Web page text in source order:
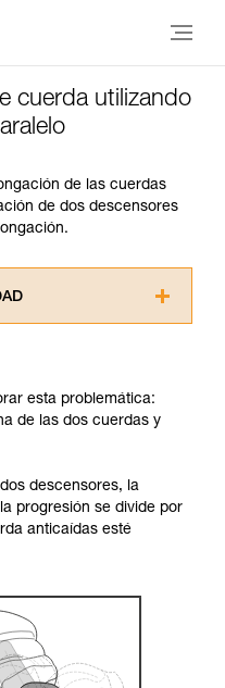
cuerda utilizando
de las cuerdas
de dos descensores
para poder
informativo.
una formación
su capacidad para
solo y con total
de forma
otras que no
esta problemática:
de las dos cuerdas y
descensores, la
progresión se divide por
anticaídas esté